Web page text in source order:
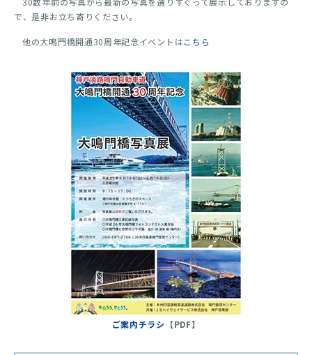
で、是非お立ち寄りください。
他の大鳴門橋開通30周年記念イベントはこちら
ご案内チラシ 【PDF】